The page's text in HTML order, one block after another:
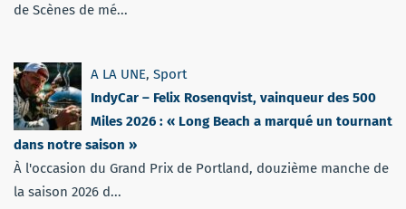
de Scènes de mé...
A LA UNE, Sport
IndyCar – Felix Rosenqvist, vainqueur des 500
Miles 2026 : « Long Beach a marqué un tournant
dans notre saison »
À l'occasion du Grand Prix de Portland, douzième manche de
la saison 2026 d...